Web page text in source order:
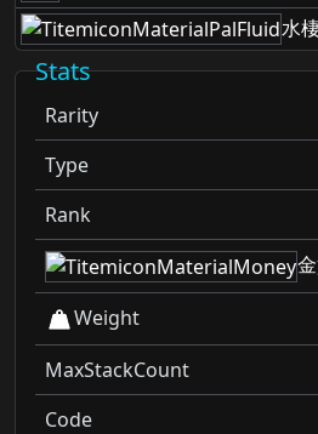
水
Stats
Rarity
Type
Rank
Weight
MaxStackCount
Code